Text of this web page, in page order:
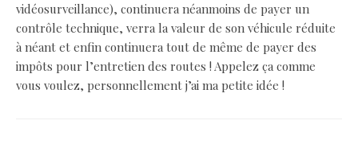
vidéosurveillance), continuera néanmoins de payer un
contrôle technique, verra la valeur de son véhicule réduite
à néant et enfin continuera tout de même de payer des
impôts pour l’entretien des routes ! Appelez ça comme
vous voulez, personnellement j’ai ma petite idée !